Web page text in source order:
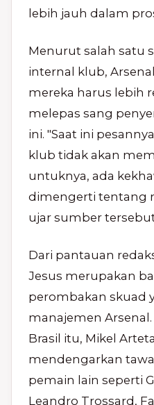
lebih jauh dalam
Menurut salah satu
internal klub,
mereka harus lebih
melepas sang
ini. "Saat ini
klub tidak akan
untuknya, ada
dimengerti tentang
ujar sumber
Dari pantauan
Jesus merupakan
perombakan skuad
manajemen
Brasil itu, Mikel
mendengarkan
pemain lain seperti
Leandro Trossard,